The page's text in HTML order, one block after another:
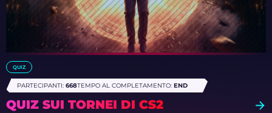
QUIZ
PARTECIPANTI: 668TEMPO AL COMPLETAMENTO: END
QUIZ SUI TORNEI DI CS2